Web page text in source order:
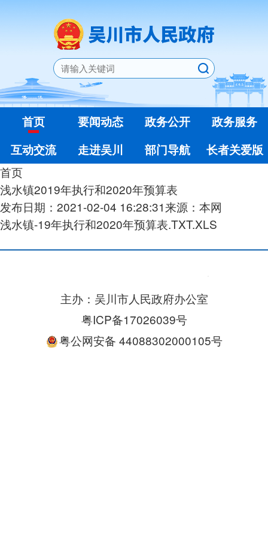
首页 要闻动态 政务公开
政务服务
互动交流
走进吴川 部门导航
长者关爱版
首页
浅水镇2019年执行和2020年预算表
发布日期：2021-02-04 16:28:31来源：本网
浅水镇-19年执行和2020年预算表.TXT.XLS
主办：吴川市人民政府办公室
粤ICP备17026039号
粤公网安备 44088302000105号